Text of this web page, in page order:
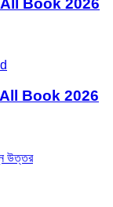
All Book 2026